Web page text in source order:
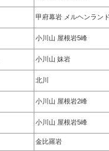
甲府幕岩 メルヘンラン
小川山 屋根岩5峰
小川山 妹岩
北川
小川山 屋根岩2峰
小川山 屋根岩5峰
金比羅岩